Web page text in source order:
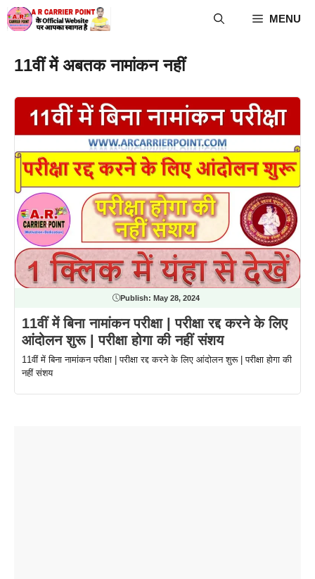
Skip
to
MENU
11वीं में अबतक नामांकन नहीं
Publish: May 28, 2024
11वीं में बिना नामांकन परीक्षा | परीक्षा रद्द करने के लिए
आंदोलन शुरू | परीक्षा होगा की नहीं संशय
11वीं में बिना नामांकन परीक्षा | परीक्षा रद्द करने के लिए आंदोलन शुरू | परीक्षा होगा की
नहीं संशय